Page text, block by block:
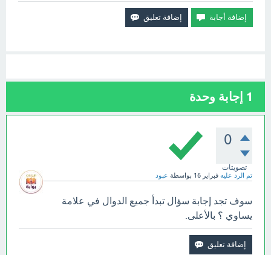
1 إجابة وحدة
0
تصويتات
تم الرد عليه فبراير 16 بواسطة عبود
سوف تجد إجابة سؤال تبدأ جميع الدوال في علامة
يساوي ؟ بالأعلى.